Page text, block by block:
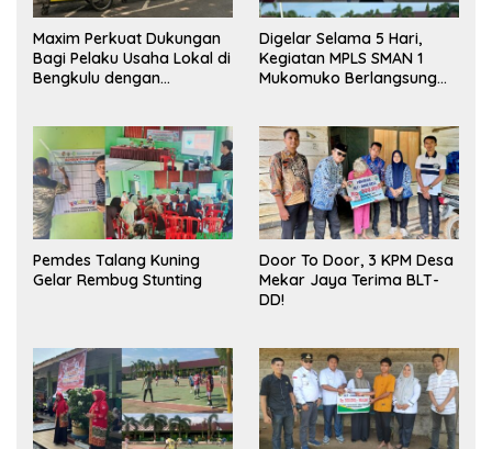
Maxim Perkuat Dukungan
Bagi Pelaku Usaha Lokal di
Bengkulu dengan
Pasar
Digelar Selama 5 Hari,
Kegiatan MPLS SMAN 1
Mukomuko Berlangsung
Pemdes Talang Kuning
Gelar Rembug Stunting
Door To Door, 3 KPM Desa
Mekar Jaya Terima BLT-
DD!